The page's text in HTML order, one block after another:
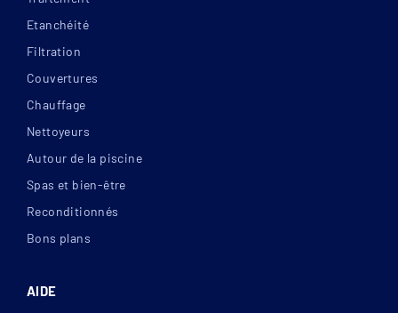
Fixation du système de sécurité sur arase ou sur
façade
Etanchéité
Filtration
Couvertures
Chauffage
Nettoyeurs
Autour de la piscine
Spas et bien-être
Reconditionnés
Bons plans
AIDE